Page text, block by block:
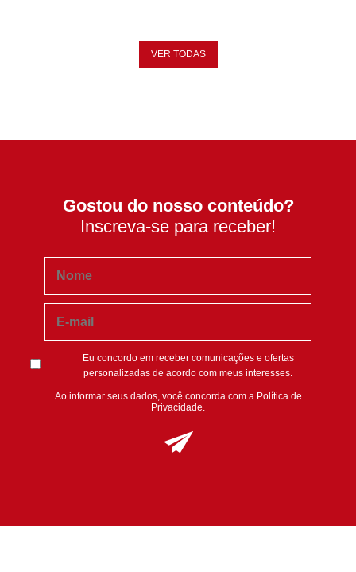
VER TODAS
Gostou do nosso conteúdo?
Inscreva-se para receber!
Eu concordo em receber comunicações e ofertas
personalizadas de acordo com meus interesses.
Ao informar seus dados, você concorda com a Política de
Privacidade.